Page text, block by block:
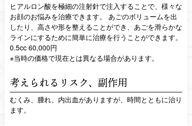
ヒアルロン酸を極細の注射針で注入することで、様々な
お顔のお悩みを治療できます。 あごのボリュームを出
したり、高さや形を整えることができ、あごを滑らかな
ラインにするために簡単に治療を行うことができます。
0.5cc 60,000円
※当時の価格で現在とは異なる場合があります。
考えられるリスク、 副作用
むくみ、腫れ、内出血がありますが、時間とともに治り
ます。